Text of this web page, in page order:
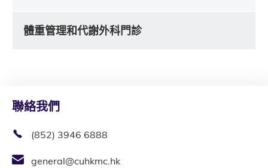
體重管理和代謝外科門診
聯絡我們
(852) 3946 6888
general@cuhkmc.hk